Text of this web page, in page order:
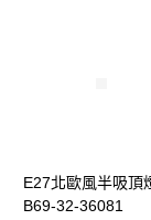
E27北歐風半吸頂
B69-32-36081